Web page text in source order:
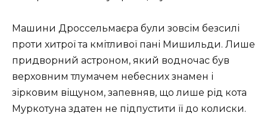
Машини Дроссельмаєра були зовсім безсилі
проти хитрої та кмітливої пані Мишильди. Лише
придворний астроном, який водночас був
верховним тлумачем небесних знамен і
зірковим віщуном, запевняв, що лише рід кота
Муркотуна здатен не підпустити її до колиски.